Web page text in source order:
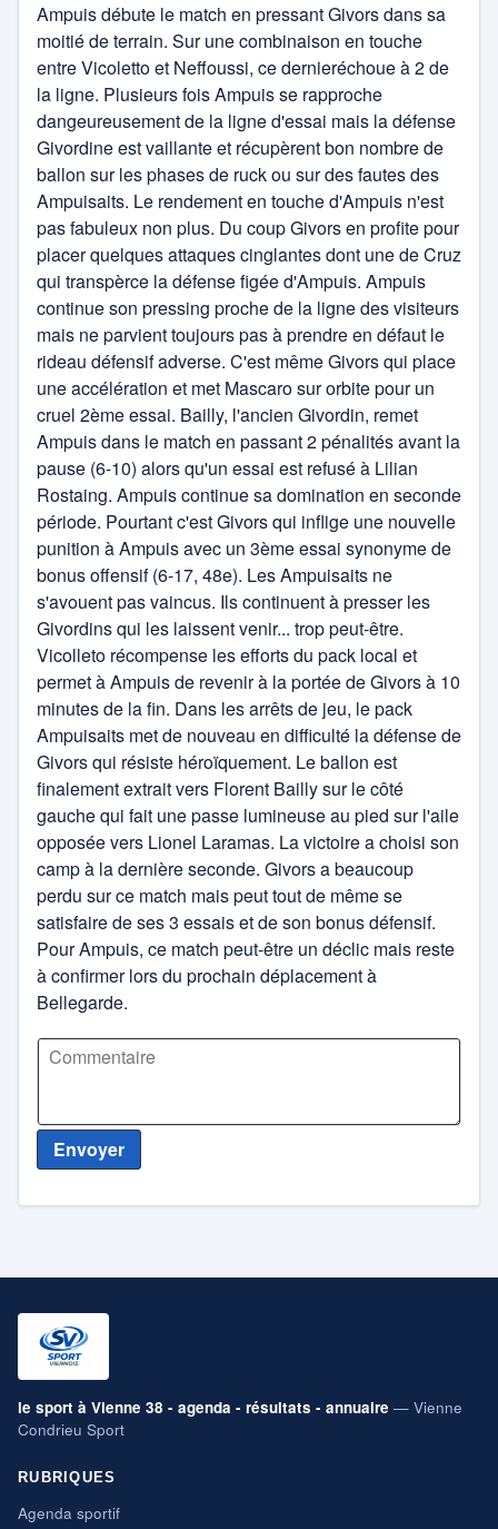
Ampuis débute le match en pressant Givors dans sa
moitié de terrain. Sur une combinaison en touche
entre Vicoletto et Neffoussi, ce dernieréchoue à 2 de
la ligne. Plusieurs fois Ampuis se rapproche
dangeureusement de la ligne d'essai mais la défense
Givordine est vaillante et récupèrent bon nombre de
ballon sur les phases de ruck ou sur des fautes des
Ampuisaits. Le rendement en touche d'Ampuis n'est
pas fabuleux non plus. Du coup Givors en profite pour
placer quelques attaques cinglantes dont une de Cruz
qui transpèrce la défense figée d'Ampuis. Ampuis
continue son pressing proche de la ligne des visiteurs
mais ne parvient toujours pas à prendre en défaut le
rideau défensif adverse. C'est même Givors qui place
une accélération et met Mascaro sur orbite pour un
cruel 2ème essai. Bailly, l'ancien Givordin, remet
Ampuis dans le match en passant 2 pénalités avant la
pause (6-10) alors qu'un essai est refusé à Lilian
Rostaing. Ampuis continue sa domination en seconde
période. Pourtant c'est Givors qui inflige une nouvelle
punition à Ampuis avec un 3ème essai synonyme de
bonus offensif (6-17, 48e). Les Ampuisaits ne
s'avouent pas vaincus. Ils continuent à presser les
Givordins qui les laissent venir... trop peut-être.
Vicolleto récompense les efforts du pack local et
permet à Ampuis de revenir à la portée de Givors à 10
minutes de la fin. Dans les arrêts de jeu, le pack
Ampuisaits met de nouveau en difficulté la défense de
Givors qui résiste héroïquement. Le ballon est
finalement extrait vers Florent Bailly sur le côté
gauche qui fait une passe lumineuse au pied sur l'aile
opposée vers Lionel Laramas. La victoire a choisi son
camp à la dernière seconde. Givors a beaucoup
perdu sur ce match mais peut tout de même se
satisfaire de ses 3 essais et de son bonus défensif.
Pour Ampuis, ce match peut-être un déclic mais reste
à confirmer lors du prochain déplacement à
Bellegarde.
Envoyer
le sport à Vienne 38 - agenda - résultats - annuaire — Vienne
Condrieu Sport
RUBRIQUES
Agenda sportif